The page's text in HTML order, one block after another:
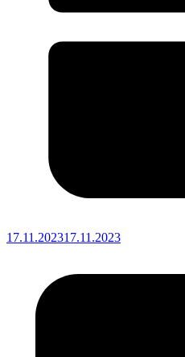
17.11.202317.11.2023